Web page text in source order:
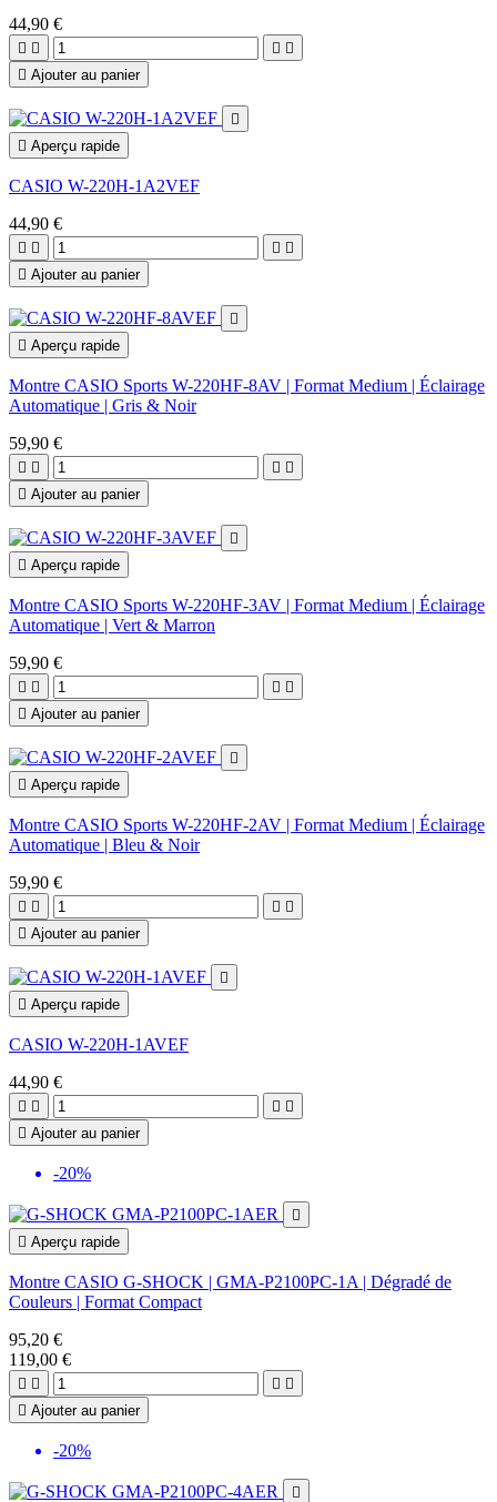
44,90 €
   
 Ajouter au panier

 Aperçu rapide
CASIO W-220H-1A2VEF
44,90 €
   
 Ajouter au panier

 Aperçu rapide
Montre CASIO Sports W-220HF-8AV | Format Medium | Éclairage
Automatique | Gris & Noir
59,90 €
   
 Ajouter au panier

 Aperçu rapide
Montre CASIO Sports W-220HF-3AV | Format Medium | Éclairage
Automatique | Vert & Marron
59,90 €
   
 Ajouter au panier

 Aperçu rapide
Montre CASIO Sports W-220HF-2AV | Format Medium | Éclairage
Automatique | Bleu & Noir
59,90 €
   
 Ajouter au panier

 Aperçu rapide
CASIO W-220H-1AVEF
44,90 €
   
 Ajouter au panier
-20%

 Aperçu rapide
Montre CASIO G-SHOCK | GMA-P2100PC-1A | Dégradé de
Couleurs | Format Compact
95,20 €
119,00 €
   
 Ajouter au panier
-20%
